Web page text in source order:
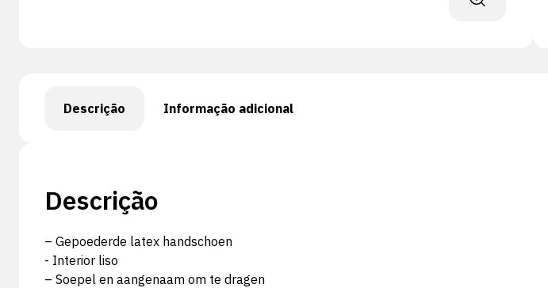
Descrição Informação adicional
Descrição
– Gepoederde latex handschoen
- Interior liso
– Soepel en aangenaam om te dragen